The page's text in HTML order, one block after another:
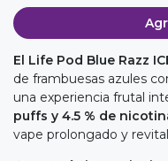
El Life Pod Blue Razz
de frambuesas azules
una experiencia frutal
puffs y 4.5 % de
vape prolongado y